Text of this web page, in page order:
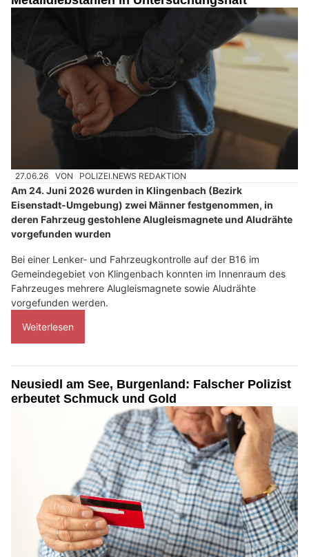
27.06.26 VON POLIZEI.NEWS REDAKTION
Am 24. Juni 2026 wurden in Klingenbach (Bezirk
Eisenstadt-Umgebung) zwei Männer festgenommen, in
deren Fahrzeug gestohlene Alugleismagnete und Aludrähte
vorgefunden wurden
Bei einer Lenker- und Fahrzeugkontrolle auf der B16 im
Gemeindegebiet von Klingenbach konnten im Innenraum des
Fahrzeuges mehrere Alugleismagnete sowie Aludrähte
vorgefunden werden.
Weiterlesen
Neusiedl am See, Burgenland: Falscher Polizist
erbeutet Schmuck und Gold